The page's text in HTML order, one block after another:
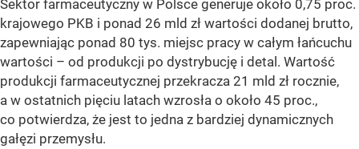
Sektor farmaceutyczny w Polsce generuje około 0,75 proc.
krajowego PKB i ponad 26 mld zł wartości dodanej brutto,
zapewniając ponad 80 tys. miejsc pracy w całym łańcuchu
wartości – od produkcji po dystrybucję i detal. Wartość
produkcji farmaceutycznej przekracza 21 mld zł rocznie,
a w ostatnich pięciu latach wzrosła o około 45 proc.,
co potwierdza, że jest to jedna z bardziej dynamicznych
gałęzi przemysłu.